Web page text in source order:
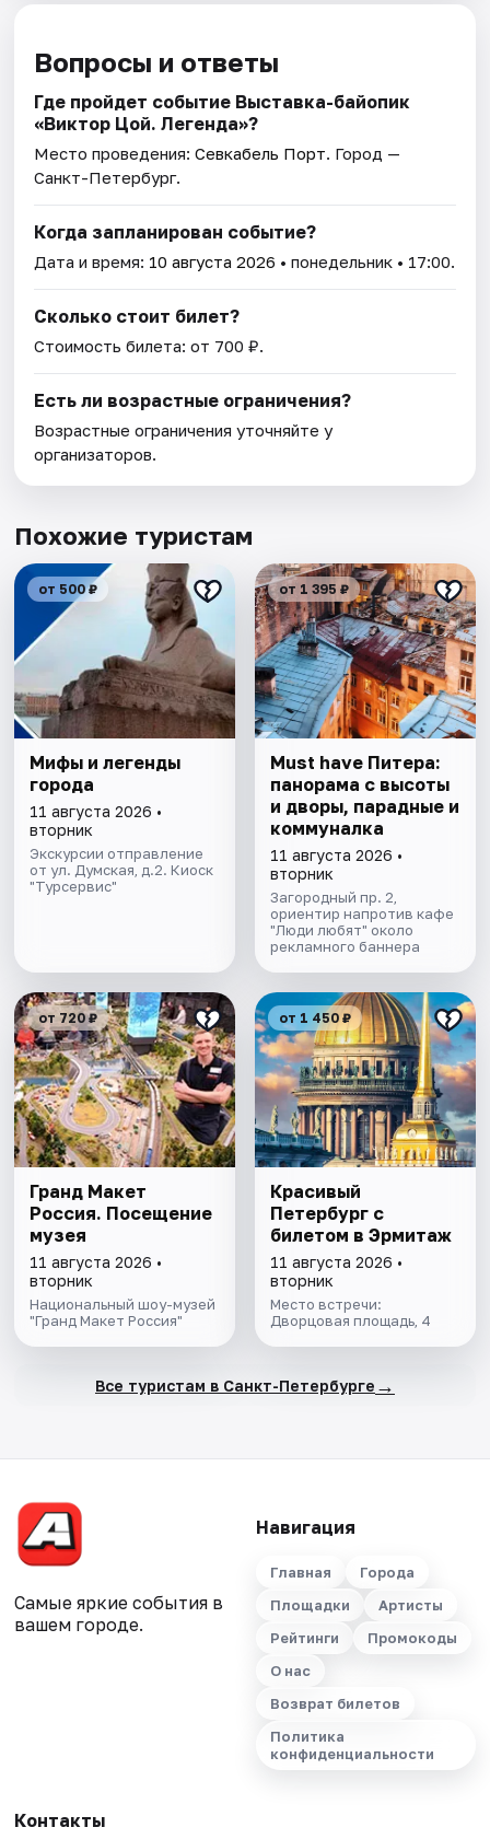
Вопросы и ответы
Где пройдет событие Выставка-байопик
«Виктор Цой. Легенда»?
Место проведения:Севкабель Порт. Город —
Санкт-Петербург.
Когда запланирован событие?
Дата и время: 10 августа 2026 • понедельник • 17:00.
Сколько стоит билет?
Стоимость билета: от 700 ₽.
Есть ли возрастные ограничения?
Возрастные ограничения уточняйте у
организаторов.
Похожие туристам
от 500 ₽
Мифы и легенды
города
11 августа 2026 •
вторник
Экскурсии отправление
от ул. Думская, д.2. Киоск
"Турсервис"
от 1 395 ₽
Must have Питера:
панорама с высоты
и дворы, парадные и
коммуналка
11 августа 2026 •
вторник
Загородный пр. 2,
ориентир напротив кафе
"Люди любят" около
рекламного баннера
от 720 ₽
Гранд Макет
Россия. Посещение
музея
11 августа 2026 •
вторник
Национальный шоу-музей
"Гранд Макет Россия"
от 1 450 ₽
Красивый
Петербург с
билетом в Эрмитаж
11 августа 2026 •
вторник
Место встречи:
Дворцовая площадь, 4
Все туристам в Санкт-Петербурге →
Самые яркие события в
вашем городе.
Навигация
Главная
Города
Площадки
Артисты
Рейтинги
Промокоды
О нас
Возврат билетов
Политика
конфиденциальности
Контакты